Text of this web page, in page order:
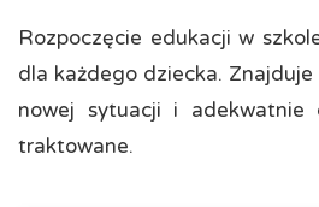
Rozpoczęcie edukacji w
dla każdego dziecka. Znajduje
nowej sytuacji i
traktowane.